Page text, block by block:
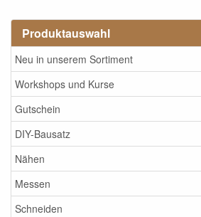
Produktauswahl
Neu in unserem Sortiment
Workshops und Kurse
Gutschein
DIY-Bausatz
Nähen
Messen
Schneiden